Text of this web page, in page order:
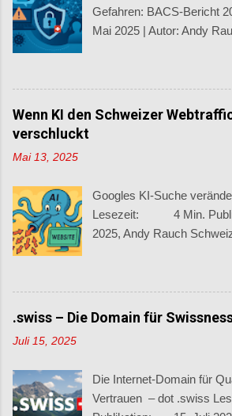
Gefahren: BACS-Bericht
Mai 2025 | Autor: Andy
der neue
Bundesamts für
über 62’000 gemeldeten
Cyberbedrohungen
zweiten Halbjahr 2024
28’165 Meldungen –
Jahresvergleich ein
Meldungen . Betrug,
dominieren weiterhin. 90 %
Betrug bleibt Spitzenreiter
betreffen Betrug.
betrügerische
Wenn KI den Schweizer
verschluckt
Mai 13, 2025
Googles KI-Suche
Lesezeit: 4 Min.
2025, Andy Rauch
Informationen im Web
Wandel. Und dieser
globale Plattformen –
Webseiten einen starken
organischen Traffic. Der
.swiss – Die Domain für
Juli 15, 2025
Die Internet-Domain für
Vertrauen – dot .swiss